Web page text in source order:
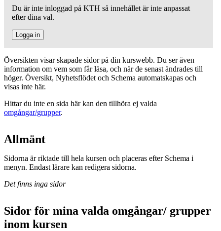
Du är inte inloggad på KTH så innehållet är inte anpassat
efter dina val.
Logga in
Översikten visar skapade sidor på din kurswebb. Du ser även
information om vem som får läsa, och när de senast ändrades till
höger. Översikt, Nyhetsflödet och Schema automatskapas och
visas inte här.
Hittar du inte en sida här kan den tillhöra ej valda
omgångar/grupper.
Allmänt
Sidorna är riktade till hela kursen och placeras efter Schema i
menyn. Endast lärare kan redigera sidorna.
Det finns inga sidor
Sidor för mina valda omgångar/ grupper
inom kursen